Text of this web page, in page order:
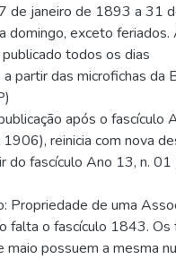
de janeiro de 1893 a 31
domingo, exceto feriados.
todos os dias
partir das microfichas da
após o fascículo
reinicia com nova
do fascículo Ano 13, n.
Propriedade de uma
falta o fascículo 1843. Os
possuem a mesma